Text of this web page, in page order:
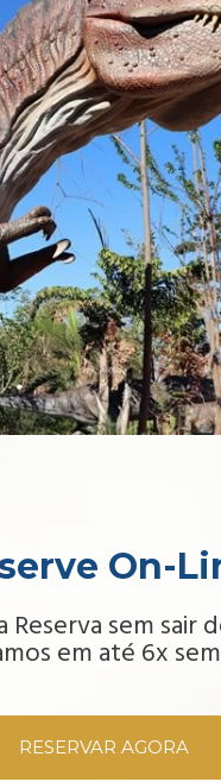
On-
Reserva sem sair
em até 6x
RESERVAR AGORA